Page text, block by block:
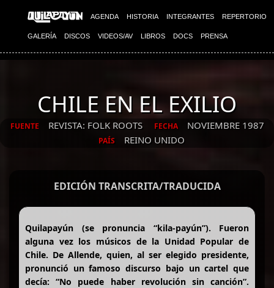
AGENDA HISTORIA INTEGRANTES REPERTORIO
GALERÍA DISCOS VIDEOS/AV LIBROS DOCS PRENSA
CHILE EN EL EXILIO
FUENTE REVISTA: FOLK ROOTS FECHA NOVIEMBRE 1987
PAÍS REINO UNIDO
EDICIÓN TRANSCRITA/TRADUCIDA
Quilapayún (se pronuncia “kila-payún”). Fueron
alguna vez los músicos de la Unidad Popular de
Chile. De Allende, quien, al ser elegido presidente,
pronunció un famoso discurso bajo un cartel que
decía: “No puede haber revolución sin canción”.